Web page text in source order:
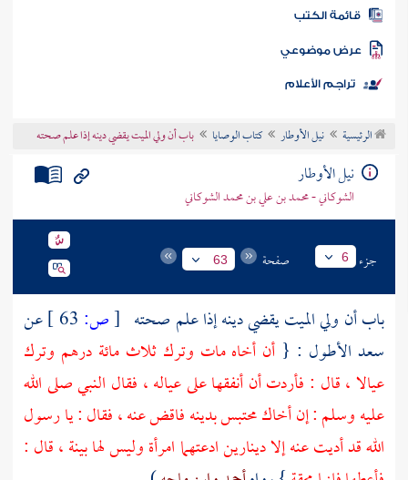
المكتبة
الكتب
موضوعي
تراجم الأعلام
الرئيسية نيل الأوطار كتاب الوصايا باب أن ولي الميت يقضي دينه إذا علم صحته
نيل الأوطار
الشوكاني - محمد بن علي بن محمد الشوكاني
جزء 6 صفحة 63
باب أن ولي الميت يقضي دينه إذا علم صحته [ص:
عن
سعد الأطول : { أن أخاه مات وترك ثلاث مائة درهم وترك
عيالا ، قال : فأردت أن أنفقها على عياله ، فقال النبي صلى الله
عليه وسلم : إن أخاك محتبس بدينه فاقض عنه ، فقال : يا رسول
الله قد أديت عنه إلا دينارين ادعتهما امرأة وليس لها بينة ، قال :